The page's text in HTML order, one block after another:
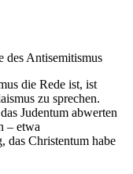
des Antisemitismus
die Rede ist, ist
zu sprechen.
Judentum abwerten
– etwa
das Christentum habe